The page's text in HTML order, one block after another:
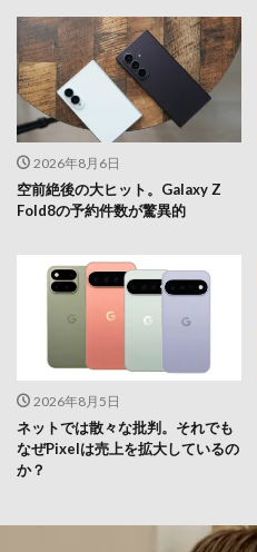
2026年8月6日
空前絶後の大ヒット。Galaxy Z
Fold8の予約件数が驚異的
2026年8月5日
ネットでは散々な批判。それでも
なぜPixelは売上を拡大しているの
か？